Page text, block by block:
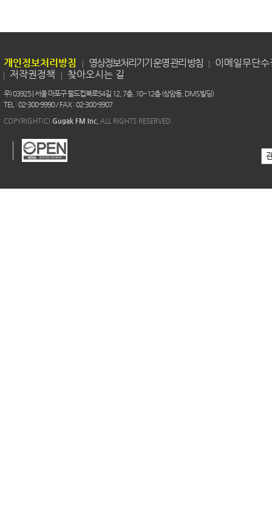
개인정보처리방침 영상정보처리기기 운영 관리 방침
이메일무단
저작권정책
찾아오시는 길
우) 03925 | 서울 마포구 월드컵북로54길 12, 7층, 10~12층 (상암동, DMS빌딩)
TEL : 02-300-9990 / FAX : 02-300-9907
COPYRIGHT(C) Gugak FM Inc. ALL RIGHTS RESERVED.